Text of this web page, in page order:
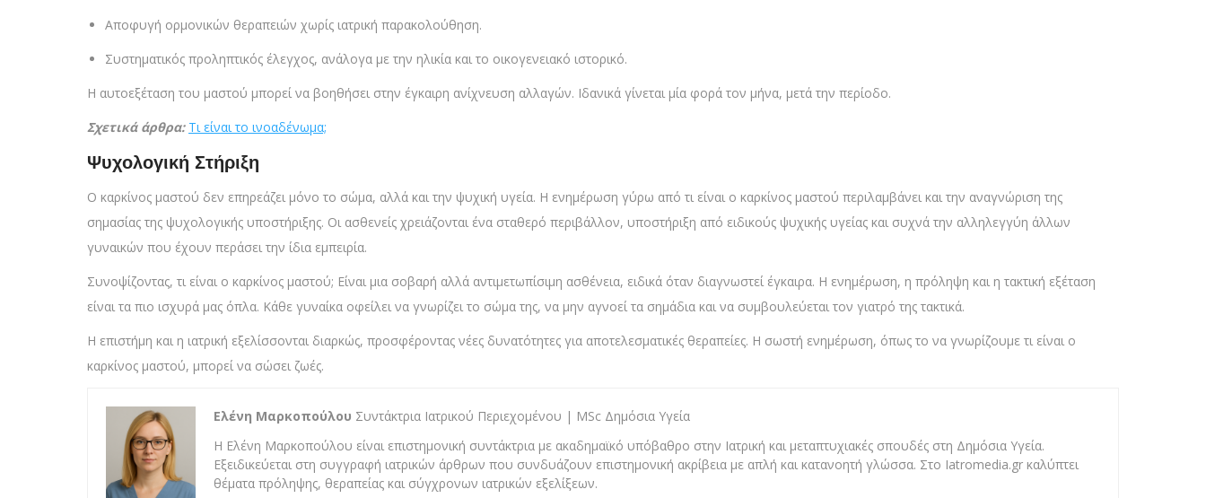
Αποφυγή ορμονικών θεραπειών χωρίς ιατρική παρακολούθηση.
Συστηματικός προληπτικός έλεγχος, ανάλογα με την ηλικία και το οικογενειακό ιστορικό.
Η αυτοεξέταση του μαστού μπορεί να βοηθήσει στην έγκαιρη ανίχνευση αλλαγών. Ιδανικά γίνεται μία φορά τον μήνα, μετά την περίοδο.
Σχετικά άρθρα: Τι είναι το ινοαδένωμα;
Ψυχολογική Στήριξη
Ο καρκίνος μαστού δεν επηρεάζει μόνο το σώμα, αλλά και την ψυχική υγεία. Η ενημέρωση γύρω από τι είναι ο καρκίνος μαστού περιλαμβάνει και την αναγνώριση της
σημασίας της ψυχολογικής υποστήριξης. Οι ασθενείς χρειάζονται ένα σταθερό περιβάλλον, υποστήριξη από ειδικούς ψυχικής υγείας και συχνά την αλληλεγγύη άλλων
γυναικών που έχουν περάσει την ίδια εμπειρία.
Συνοψίζοντας, τι είναι ο καρκίνος μαστού; Είναι μια σοβαρή αλλά αντιμετωπίσιμη ασθένεια, ειδικά όταν διαγνωστεί έγκαιρα. Η ενημέρωση, η πρόληψη και η τακτική εξέταση
είναι τα πιο ισχυρά μας όπλα. Κάθε γυναίκα οφείλει να γνωρίζει το σώμα της, να μην αγνοεί τα σημάδια και να συμβουλεύεται τον γιατρό της τακτικά.
Η επιστήμη και η ιατρική εξελίσσονται διαρκώς, προσφέροντας νέες δυνατότητες για αποτελεσματικές θεραπείες. Η σωστή ενημέρωση, όπως το να γνωρίζουμε τι είναι ο
καρκίνος μαστού, μπορεί να σώσει ζωές.
Ελένη Μαρκοπούλου Συντάκτρια Ιατρικού Περιεχομένου | MSc Δημόσια Υγεία
Η Ελένη Μαρκοπούλου είναι επιστημονική συντάκτρια με ακαδημαϊκό υπόβαθρο στην Ιατρική και μεταπτυχιακές σπουδές στη Δημόσια Υγεία.
Εξειδικεύεται στη συγγραφή ιατρικών άρθρων που συνδυάζουν επιστημονική ακρίβεια με απλή και κατανοητή γλώσσα. Στο Iatromedia.gr καλύπτει
θέματα πρόληψης, θεραπείας και σύγχρονων ιατρικών εξελίξεων.